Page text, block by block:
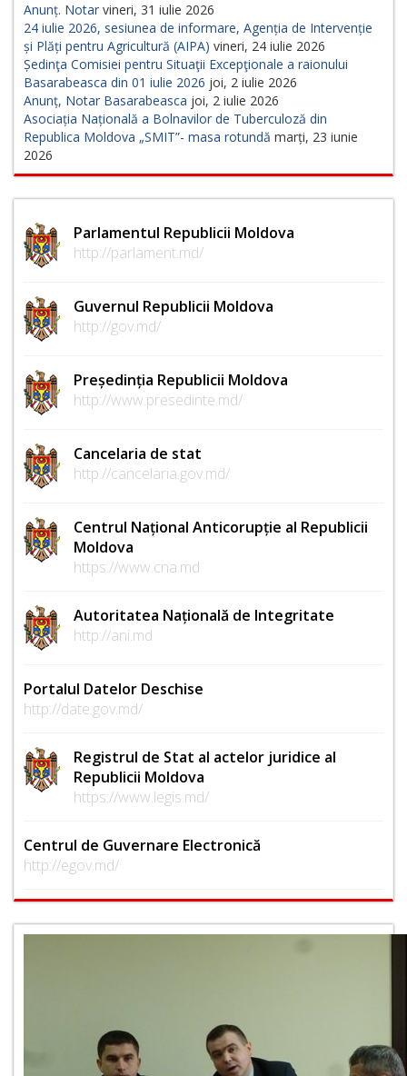
Anunț. Notar vineri, 31 iulie 2026
24 iulie 2026, sesiunea de informare, Agenția de Intervenție
și Plăți pentru Agricultură (AIPA) vineri, 24 iulie 2026
Ședinţa Comisiei pentru Situaţii Excepţionale a raionului
Basarabeasca din 01 iulie 2026 joi, 2 iulie 2026
Anunț, Notar Basarabeasca joi, 2 iulie 2026
Asociația Națională a Bolnavilor de Tuberculoză din
Republica Moldova „SMIT”- masa rotundă marți, 23 iunie
2026
Parlamentul Republicii Moldova
http://parlament.md/
Guvernul Republicii Moldova
http://gov.md/
Președinția Republicii Moldova
http://www.presedinte.md/
Cancelaria de stat
http://cancelaria.gov.md/
Centrul Național Anticorupție al Republicii
Moldova
https://www.cna.md
Autoritatea Națională de Integritate
http://ani.md
Portalul Datelor Deschise
http://date.gov.md/
Registrul de Stat al actelor juridice al
Republicii Moldova
https://www.legis.md/
Centrul de Guvernare Electronică
http://egov.md/